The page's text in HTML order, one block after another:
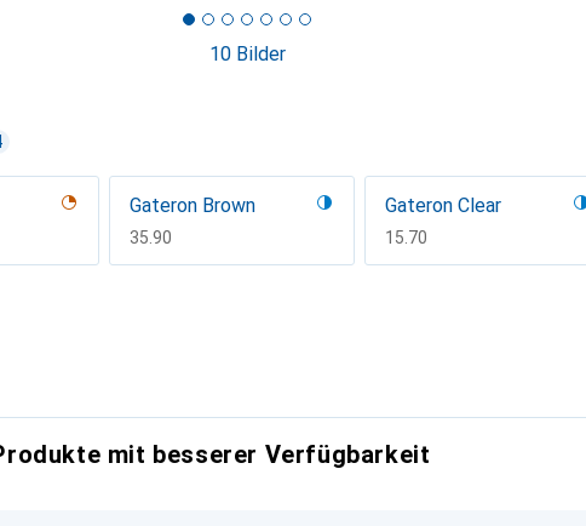
10 Bilder
Gateron Brown
CHF
35.90
Gateron Clear
CHF
15.70
mit besserer Verfügbarkeit